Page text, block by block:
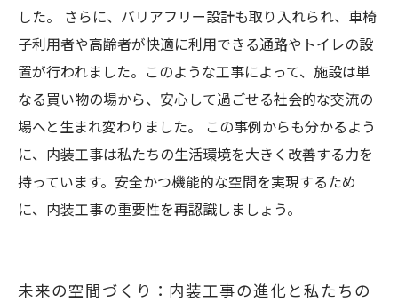
した。 さらに、バリアフリー設計も取り入れられ、車椅
子利用者や高齢者が快適に利用できる通路やトイレの設
置が行われました。このような工事によって、施設は単
なる買い物の場から、安心して過ごせる社会的な交流の
場へと生まれ変わりました。 この事例からも分かるよう
に、内装工事は私たちの生活環境を大きく改善する力を
持っています。安全かつ機能的な空間を実現するため
に、内装工事の重要性を再認識しましょう。
未来の空間づくり：内装工事の進化と私たちの